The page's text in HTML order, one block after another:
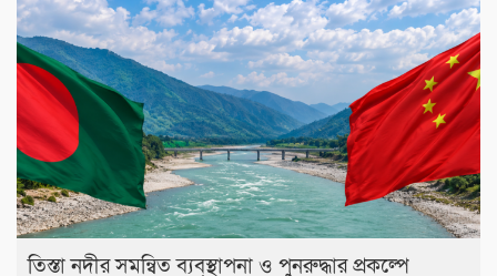
তিস্তা নদীর সমন্বিত ব্যবস্থাপনা ও পুনরুদ্ধার প্রকল্পে